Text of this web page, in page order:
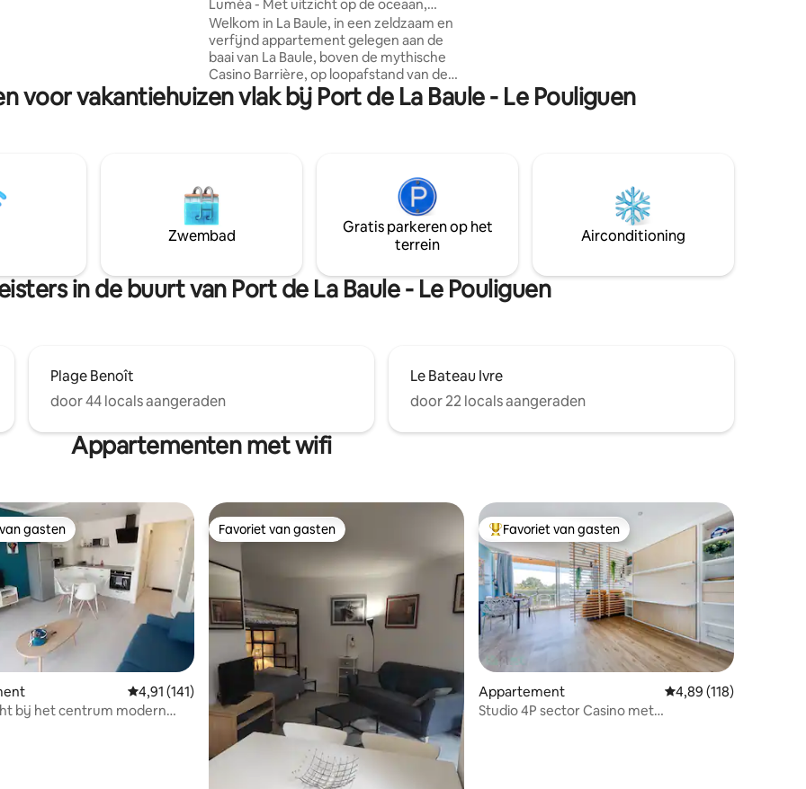
Fietsenstalling en wifi.
Luméa - Met uitzicht op de oceaan,
rustig en discreet
Welkom in La Baule, in een zeldzaam en
verfijnd appartement gelegen aan de
baai van La Baule, boven de mythische
Casino Barrière, op loopafstand van de
prestigieuze thalasso van Hotel le Royal.
Hier is elk detail bedacht om een
weekend, een wellnessvakantie of een
luxe zomerverblijf, Luméa belooft je een
tijdloze pauze, tussen elegantie,
comfort en uitzicht op zee.
voor vakantiehuizen vlak bij Port de La Baule - Le Pouliguen
Zwembad
Gratis parkeren op het
terrein
Airconditioning
in de buurt van Port de La Baule - Le Pouliguen
Plage Benoît
door 44 locals aangeraden
Le Bateau Ivre
door 22 locals aangeraden
Appartementen met wifi
4,95 uit 5, 117 recensies
gasten
gasten
Gemiddelde beoordeling van 4,91 uit 5, 141 recensies
4,91 (141)
bij het centrum modern
Favoriet van gasten
Favoriet van gasten Topfavoriet van gasten
Favoriet van gasten
Appartement Gemiddelde
4,89 (118)
Studio 4P sector Casino met